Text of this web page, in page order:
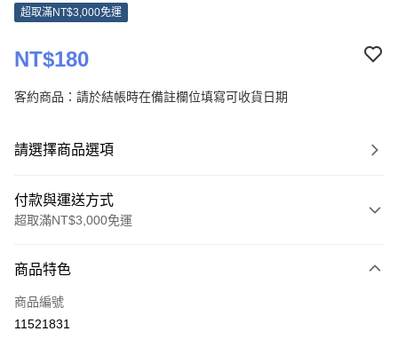
超取滿NT$3,000免運
NT$180
客約商品：請於結帳時在備註欄位填寫可收貨日期
請選擇商品選項
付款與運送方式
超取滿NT$3,000免運
信用卡一次付款
超商取貨付款
商品特色
商品編號
11521831